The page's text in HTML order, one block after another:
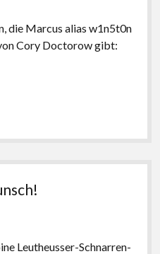
die Marcus alias w1n5t0n
Cory Doctorow gibt:
Leu­theus­ser-Schnar­ren­